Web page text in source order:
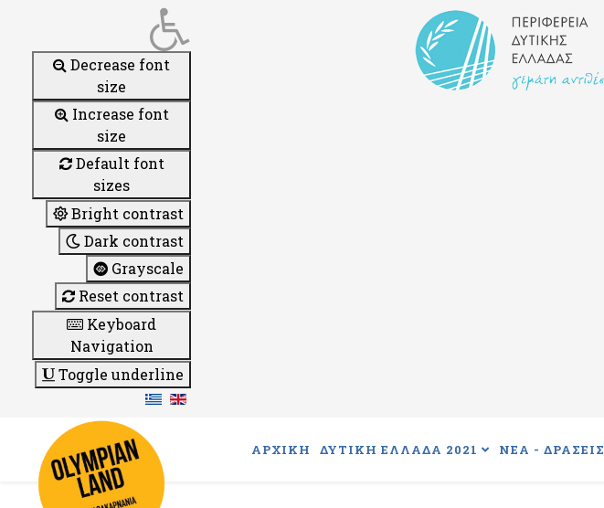
Decrease font
size
Increase font
size
Default font
sizes
Bright contrast
Dark contrast
Grayscale
Reset contrast
Keyboard
Navigation
Toggle underline
ΑΡΧΙΚΗ ΔΥΤΙΚΗ ΕΛΛΑΔΑ 2021 ΝΕΑ - ΔΡΑΣΕΙΣ